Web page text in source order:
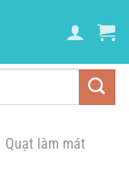
Quạt làm mát